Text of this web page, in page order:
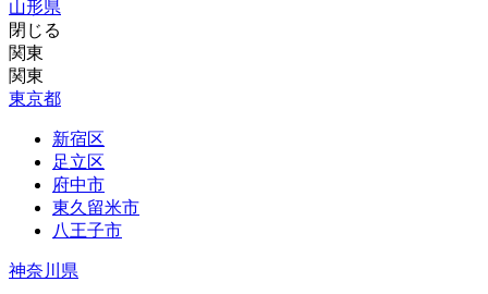
山形県
閉じる
関東
関東
東京都
新宿区
足立区
府中市
東久留米市
八王子市
神奈川県